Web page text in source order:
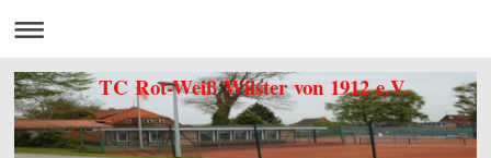
TC Rot-Weiß Wilster von 1912 e.V.